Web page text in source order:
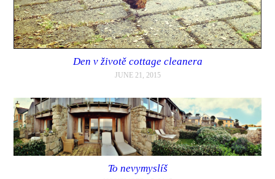
Den v životě cottage cleanera
JUNE 21, 2015
To nevymyslíš